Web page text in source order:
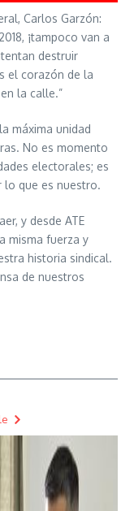
Carlos Garzón:
¡tampoco van a
destruir
el corazón de la
la calle.”
máxima unidad
No es momento
electorales; es
lo que es nuestro.
y desde ATE
misma fuerza y
historia sindical.
de nuestros